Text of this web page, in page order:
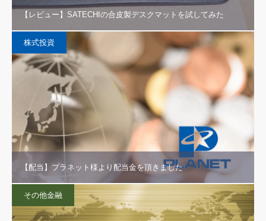
【レビュー】SATECHIの合皮製デスクマットを試してみた
株式投資
【配当】プラネット様より配当金を頂きました
その他金融